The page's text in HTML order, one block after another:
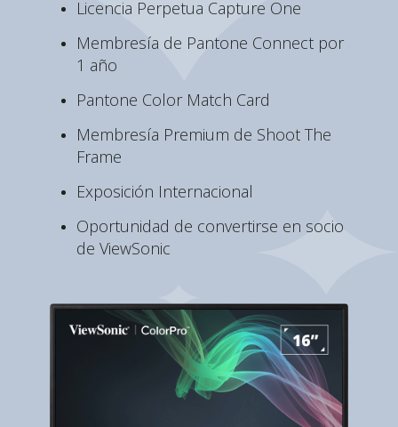
Licencia Perpetua Capture One
Membresía de Pantone Connect por
1 año
Pantone Color Match Card
Membresía Premium de Shoot The
Frame
Exposición Internacional
Oportunidad de convertirse en socio
de ViewSonic